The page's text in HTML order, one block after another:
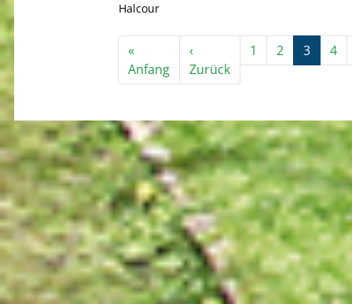
Halcour
Seitennummerierung
«
AnfangErste Seite
‹
ZurückVorherige Seite
1 2 3 4